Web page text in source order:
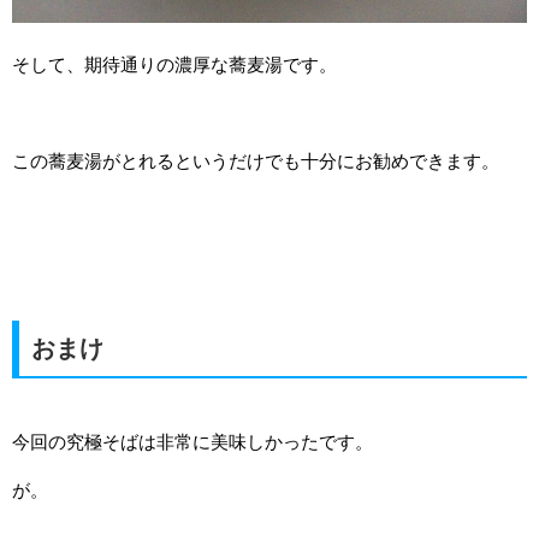
そして、期待通りの濃厚な蕎麦湯です。
この蕎麦湯がとれるというだけでも十分にお勧めできます。
おまけ
今回の究極そばは非常に美味しかったです。
が。